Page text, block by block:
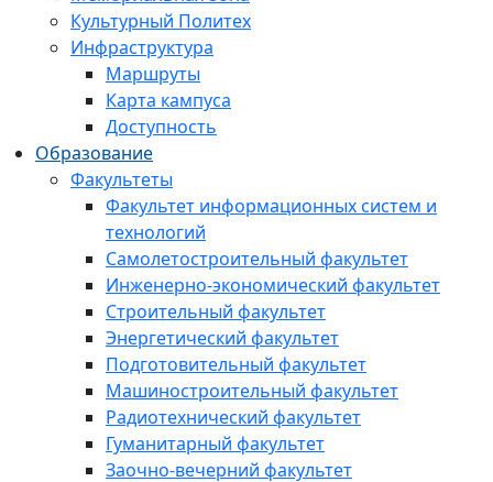
Культурный Политех
Инфраструктура
Маршруты
Карта кампуса
Доступность
Образование
Факультеты
Факультет информационных систем и
технологий
Самолетостроительный факультет
Инженерно-экономический факультет
Строительный факультет
Энергетический факультет
Подготовительный факультет
Машиностроительный факультет
Радиотехнический факультет
Гуманитарный факультет
Заочно-вечерний факультет